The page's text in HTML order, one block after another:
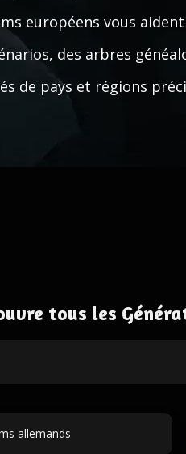
européens vous
des arbres
de pays et régions
tous les
allemands